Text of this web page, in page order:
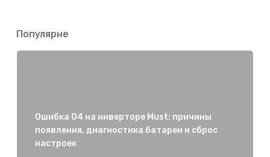
Популярне
Ошибка 04 на инверторе Must: причины
появления, диагностика батареи и сброс
настроек